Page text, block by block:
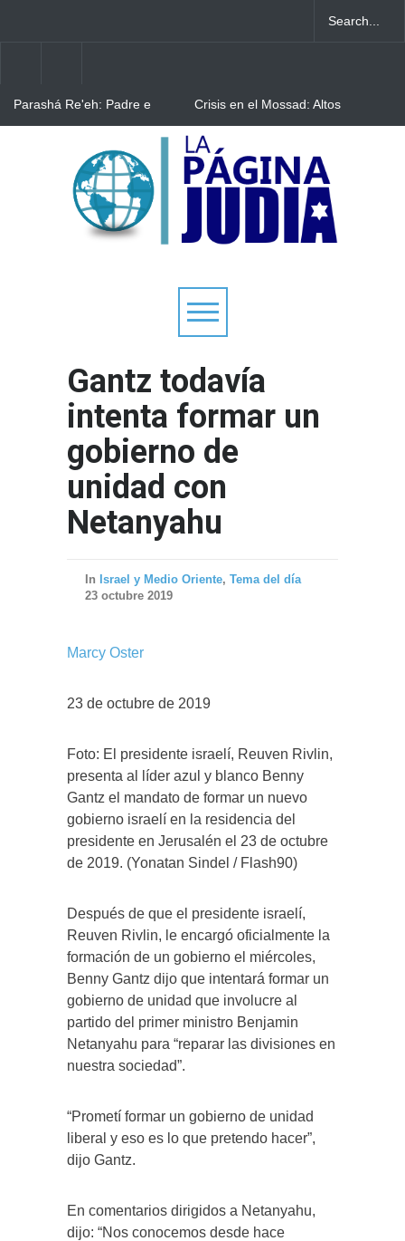
Parashá Re'eh: Padre e
Crisis en el Mossad: Altos
contra el director Roman
Gofman por la
reorganización de Irán
Bulgaria: Adolescentes
judíos italianos fueron
víctimas de un ataque
antisemita en medio de una
creciente hostilidad en toda
Gantz todavía
intenta formar un
gobierno de
unidad con
Netanyahu
In Israel y Medio Oriente, Tema del día
23 octubre 2019
Marcy Oster
23 de octubre de 2019
Foto: El presidente israelí, Reuven Rivlin,
presenta al líder azul y blanco Benny
Gantz el mandato de formar un nuevo
gobierno israelí en la residencia del
presidente en Jerusalén el 23 de octubre
de 2019. (Yonatan Sindel / Flash90)
Después de que el presidente israelí,
Reuven Rivlin, le encargó oficialmente la
formación de un gobierno el miércoles,
Benny Gantz dijo que intentará formar un
gobierno de unidad que involucre al
partido del primer ministro Benjamin
Netanyahu para “reparar las divisiones en
nuestra sociedad”.
“Prometí formar un gobierno de unidad
liberal y eso es lo que pretendo hacer”,
dijo Gantz.
En comentarios dirigidos a Netanyahu,
dijo: “Nos conocemos desde hace